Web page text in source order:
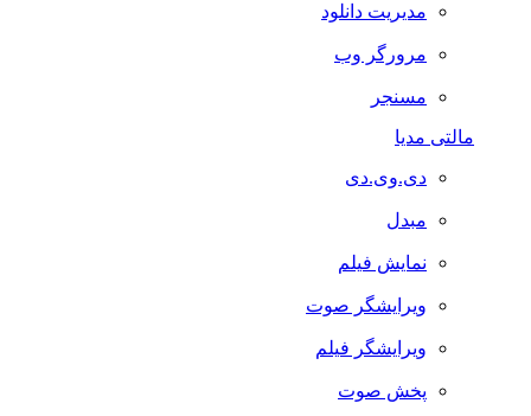
مدیریت دانلود
مرورگر وب
مسنجر
مالتی مدیا
دی.وی.دی
مبدل
نمایش فیلم
ویرایشگر صوت
ویرایشگر فیلم
پخش صوت